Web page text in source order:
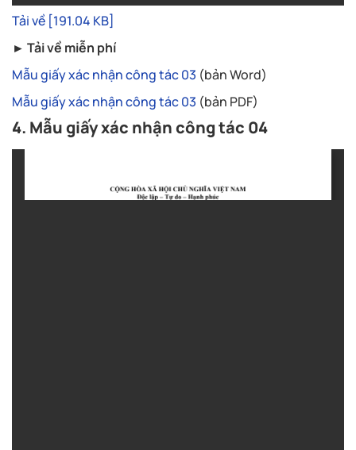
Tải về [191.04 KB]
► Tải về miễn phí
Mẫu giấy xác nhận công tác 03 (bản Word)
Mẫu giấy xác nhận công tác 03 (bản PDF)
4. Mẫu giấy xác nhận công tác 04